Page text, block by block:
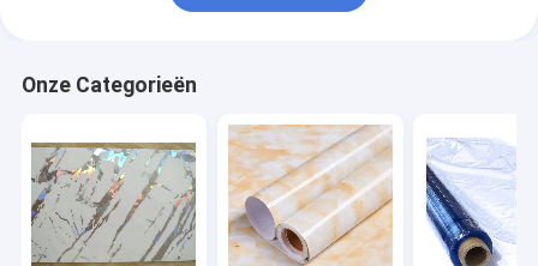
Zelfklevende pvc-Film
de folie van de hitteoverdracht
hete het stempelen folie
Zelfklevend PVC behang
Onze Categorieën